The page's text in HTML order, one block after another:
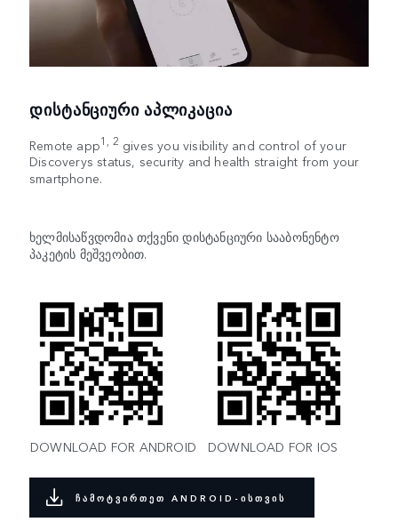
ᲓᲘᲡᲢᲐᲜᲪᲘᲣᲠᲘ ᲐᲞᲚᲘᲙᲐᲪᲘᲐ
Remote app1, 2 gives you visibility and control of your
Discoverys status, security and health straight from your
smartphone.
ხელმისაწვდომია თქვენი დისტანციური სააბონენტო
პაკეტის მეშვეობით.
DOWNLOAD FOR ANDROID DOWNLOAD FOR IOS
ᲩᲐᲛᲝᲢᲕᲘᲠᲗᲔᲗ ANDROID-ᲘᲡᲗᲕᲘᲡ